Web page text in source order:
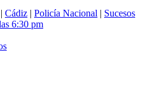
| Cádiz | Policía Nacional | Sucesos
6:30 pm